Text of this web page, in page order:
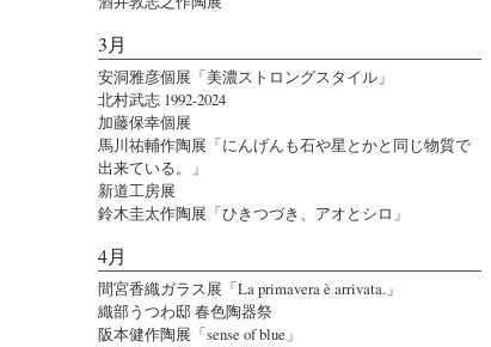
3月
安洞雅彦個展「美濃ストロングスタイル」
北村武志 1992-2024
加藤保幸個展
馬川祐輔作陶展「にんげんも石や星とかと同じ物質で
出来ている。」
新道工房展
鈴木圭太作陶展「ひきつづき、アオとシロ」
4月
間宮香織ガラス展「La primavera è arrivata.」
織部うつわ邸 春色陶器祭
阪本健作陶展「sense of blue」